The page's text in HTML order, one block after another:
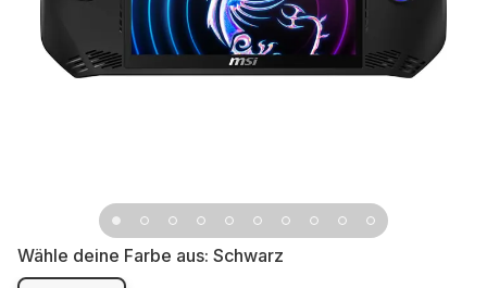
Wähle deine Farbe aus: Schwarz